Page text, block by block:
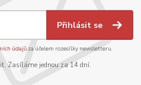
Přihlásit se
údajůza účelem rozesílky newsletteru.
Zasíláme jednou za 14 dní.